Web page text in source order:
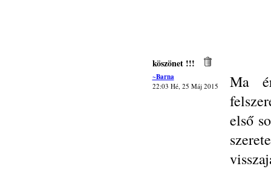
köszönet !!!
~Barna
22:03 Hé, 25 Máj 2015
Ma
első